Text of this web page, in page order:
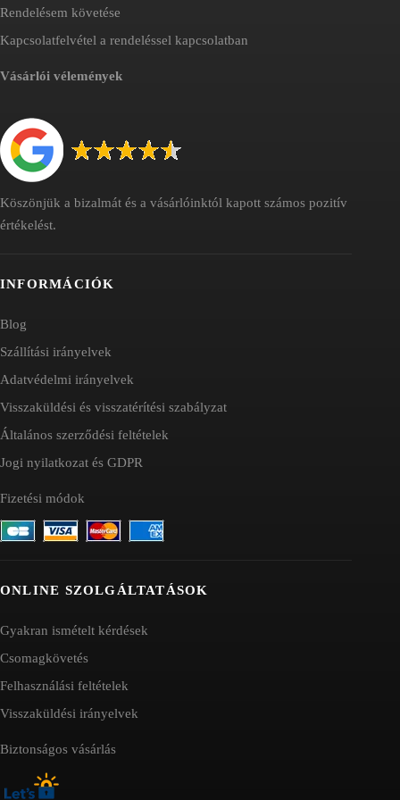
Rendelésem követése
Kapcsolatfelvétel a rendeléssel kapcsolatban
Vásárlói vélemények
Köszönjük a bizalmát és a vásárlóinktól kapott számos pozitív
értékelést.
INFORMÁCIÓK
Blog
Szállítási irányelvek
Adatvédelmi irányelvek
Visszaküldési és visszatérítési szabályzat
Általános szerződési feltételek
Jogi nyilatkozat és GDPR
Fizetési módok
ONLINE SZOLGÁLTATÁSOK
Gyakran ismételt kérdések
Csomagkövetés
Felhasználási feltételek
Visszaküldési irányelvek
Biztonságos vásárlás